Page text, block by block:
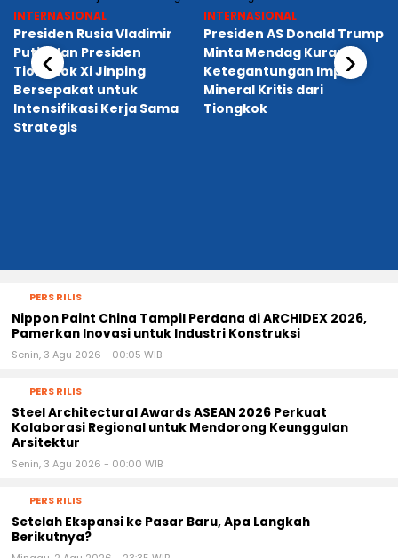
Bersepakat untuk
Intensifikasi Kerja Sama
Strategis
Mineral Kritis dari
Tiongkok
Senin, 3 Agu 2026 - 00:05 WIB
PERS RILIS
Steel Architectural Awards ASEAN 2026 Perkuat
Kolaborasi Regional untuk Mendorong Keunggulan
Arsitektur
PERS RILIS
Setelah Ekspansi ke Pasar Baru, Apa Langkah
Berikutnya?
Minggu, 2 Agu 2026 - 23:35 WIB
PERS RILIS
DFSK Luncurkan E5 PLUS Setir Kanan di Indonesia,
Perkuat Strategi Ekspansi Global